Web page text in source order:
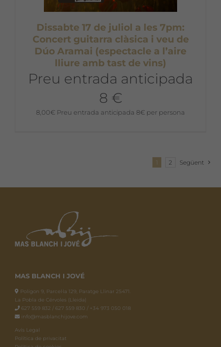
Dissabte 17 de juliol a les 7pm:
Concert guitarra clàsica i veu de
Dúo Aramai (espectacle a l’aire
lliure amb tast de vins)
Preu entrada anticipada
8 €
8,00€ Preu entrada anticipada 8€ per persona
1 2 Següent
MAS BLANCH I JOVÉ
Polígon 9, Parcel·la 129, Paratge Llinar 25471.
La Pobla de Cérvoles (Lleida)
627 559 832 / 627 559 830 / +34 973 050 018
info@masblanchijove.com
Avís Legal
Política de privacitat